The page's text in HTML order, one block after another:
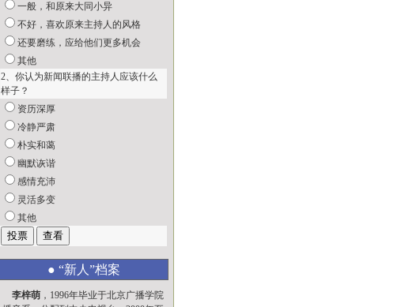
一般，和原来大同小异
不好，喜欢原来主持人的风格
还要磨练，应给他们更多机会
其他
2、你认为新闻联播的主持人应该什么
样子？
资历深厚
冷静严肃
朴实和蔼
幽默诙谐
感情充沛
灵活多变
其他
● “新人”档案
李梓萌 ，1996年毕业于北京广播学院